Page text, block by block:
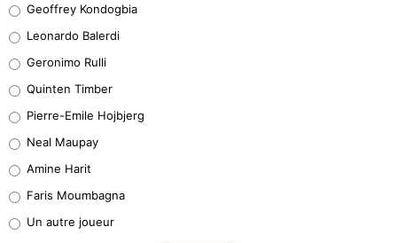
38%
32%
5%
1%
9%
Geoffrey Kondogbia
Leonardo Balerdi
Geronimo Rulli
Quinten Timber
Pierre-Emile Hojbjerg
Neal Maupay
Amine Harit
Faris Moumbagna
Un autre joueur